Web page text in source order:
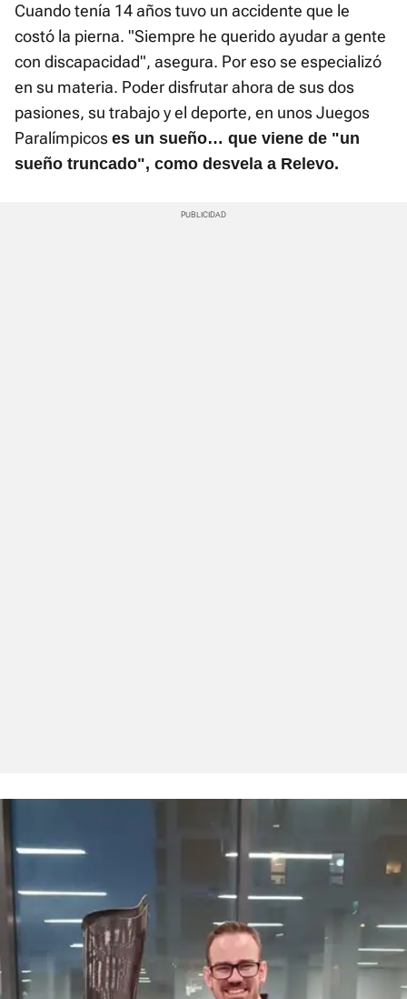
Cuando tenía 14 años tuvo un accidente que le
costó la pierna. "Siempre he querido ayudar a gente
con discapacidad", asegura. Por eso se especializó
en su materia. Poder disfrutar ahora de sus dos
pasiones, su trabajo y el deporte, en unos Juegos
Paralímpicos es un sueño… que viene de "un
sueño truncado", como desvela a Relevo.